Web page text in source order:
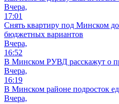
Вчера,
17:01
Снять квартиру под Минском
бюджетных вариантов
Вчера,
16:52
В Минском РУВД расскажут о
Вчера,
16:19
В Минском районе подросток
Вчера,